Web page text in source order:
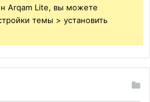
Arqam Lite, вы можете
темы > установить